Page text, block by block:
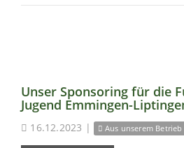
Unser Sponsoring für die
Jugend Emmingen-
16.12.2023 | Aus unserem Betrieb